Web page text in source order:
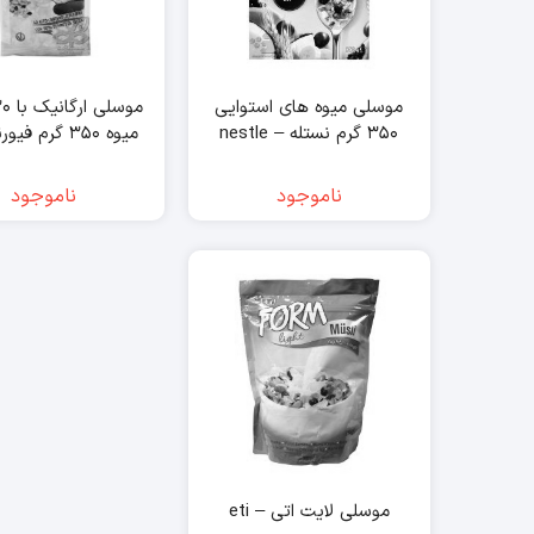
موسلی میوه های استوایی
۳۵۰ گرم نستله – nestle
ناموجود
میوه ۳۵۰ گرم
ناموجود
موسلی لایت اتی – eti